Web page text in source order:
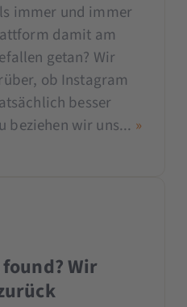
immer und immer
damit am
getan? Wir
ob Instagram
besser
beziehen wir uns... »
Wir